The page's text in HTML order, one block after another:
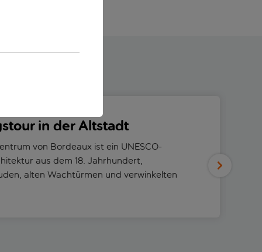
in der Altstadt
von Bordeaux ist ein UNESCO-
aus dem 18. Jahrhundert,
alten Wachtürmen und verwinkelten